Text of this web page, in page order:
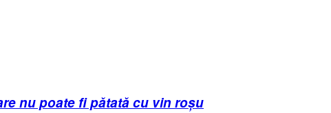
nu poate fi pătată cu vin roșu